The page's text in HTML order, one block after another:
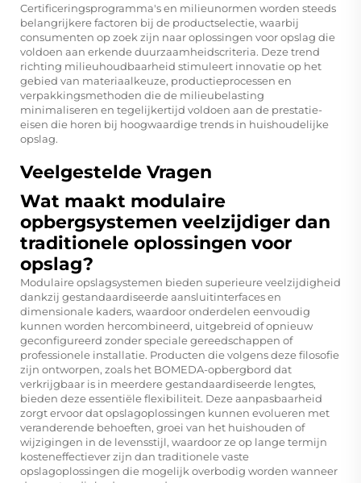
Certificeringsprogramma's en milieunormen worden steeds
belangrijkere factoren bij de productselectie, waarbij
consumenten op zoek zijn naar oplossingen voor opslag die
voldoen aan erkende duurzaamheidscriteria. Deze trend
richting milieuhoudbaarheid stimuleert innovatie op het
gebied van materiaalkeuze, productieprocessen en
verpakkingsmethoden die de milieubelasting
minimaliseren en tegelijkertijd voldoen aan de prestatie-
eisen die horen bij hoogwaardige trends in huishoudelijke
opslag.
Veelgestelde Vragen
Wat maakt modulaire
opbergsystemen veelzijdiger dan
traditionele oplossingen voor
opslag?
Modulaire opslagsystemen bieden superieure veelzijdigheid
dankzij gestandaardiseerde aansluitinterfaces en
dimensionale kaders, waardoor onderdelen eenvoudig
kunnen worden hercombineerd, uitgebreid of opnieuw
geconfigureerd zonder speciale gereedschappen of
professionele installatie. Producten die volgens deze filosofie
zijn ontworpen, zoals het BOMEDA-opbergbord dat
verkrijgbaar is in meerdere gestandaardiseerde lengtes,
bieden deze essentiële flexibiliteit. Deze aanpasbaarheid
zorgt ervoor dat opslagoplossingen kunnen evolueren met
veranderende behoeften, groei van het huishouden of
wijzigingen in de levensstijl, waardoor ze op lange termijn
kosteneffectiever zijn dan traditionele vaste
opslagoplossingen die mogelijk overbodig worden wanneer